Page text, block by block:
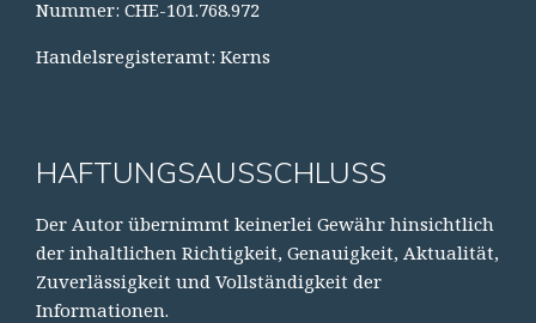
Nummer: CHE-101.768.972
Handelsregisteramt: Kerns
HAFTUNGSAUSSCHLUSS
Der Autor übernimmt keinerlei Gewähr hinsichtlich
der inhaltlichen Richtigkeit, Genauigkeit, Aktualität,
Zuverlässigkeit und Vollständigkeit der
Informationen.